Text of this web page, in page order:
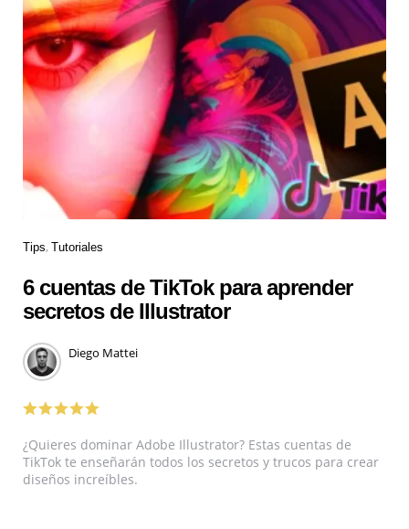
Tips Tutoriales
6 cuentas de TikTok para aprender
secretos de Illustrator
Diego Mattei
¿Quieres dominar Adobe Illustrator? Estas cuentas de
TikTok te enseñarán todos los secretos y trucos para crear
diseños increíbles.